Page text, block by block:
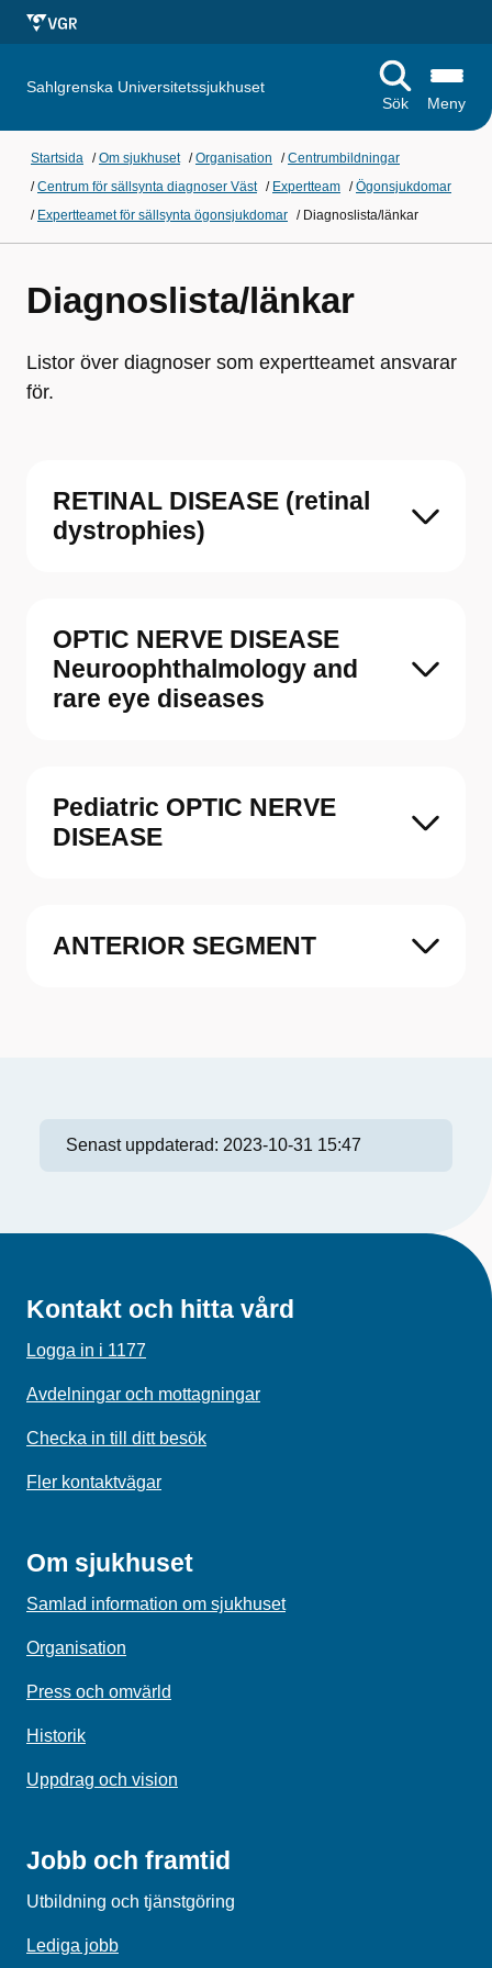
Sahlgrenska Universitetssjukhuset
Sök
Meny
Startsida /Om sjukhuset /Organisation /Centrumbildningar
/Centrum för sällsynta diagnoser Väst / Expertteam /Ögonsjukdomar
/ Expertteamet för sällsynta ögonsjukdomar / Diagnoslista/länkar
Diagnoslista/länkar
Listor över diagnoser som expertteamet ansvarar
för.
RETINAL DISEASE (retinal
dystrophies)
OPTIC NERVE DISEASE
Neuro­ophthalmology and
rare eye diseases
Pediatric OPTIC NERVE
DISEASE
ANTERIOR SEGMENT
Senast uppdaterad: 2023-10-31 15:47
Kontakt och hitta vård
Logga in i 1177
Avdelningar och mottagningar
Checka in till ditt besök
Fler kontaktvägar
Om sjukhuset
Samlad information om sjukhuset
Organisation
Press och omvärld
Historik
Uppdrag och vision
Jobb och framtid
Utbildning och tjänstgöring
Lediga jobb